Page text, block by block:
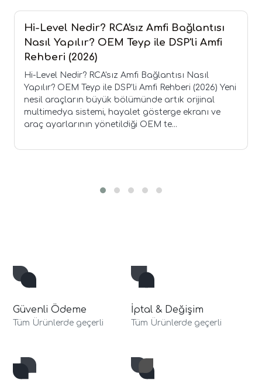
Hi-Level Nedir? RCA'sız Amfi Bağlantısı
Nasıl Yapılır? OEM Teyp ile DSP'li Amfi
Rehberi (2026)
Hi-Level Nedir? RCA'sız Amfi Bağlantısı Nasıl
Yapılır? OEM Teyp ile DSP'li Amfi Rehberi (2026) Yeni
nesil araçların büyük bölümünde artık orijinal
multimedya sistemi, hayalet gösterge ekranı ve
araç ayarlarının yönetildiği OEM te...
Güvenli Ödeme
Tüm Ürünlerde geçerli
İptal & Değişim
Tüm Ürünlerde geçerli